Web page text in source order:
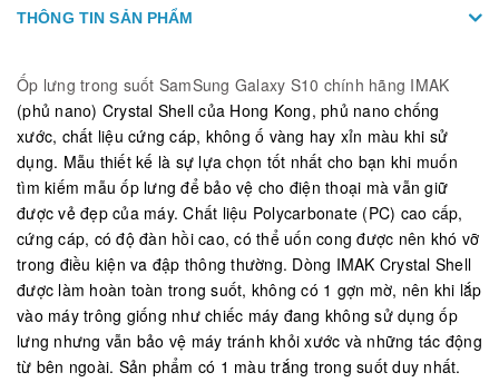
THÔNG TIN SẢN PHẨM
Ốp lưng trong suốt SamSung Galaxy S10 chính hãng IMAK
(phủ nano) Crystal Shell của Hong Kong, phủ nano chống
xước, chất liệu cứng cáp, không ố vàng hay xỉn màu khi sử
dụng. Mẫu thiết kế là sự lựa chọn tốt nhất cho bạn khi muốn
tìm kiếm mẫu ốp lưng để bảo vệ cho điện thoại mà vẫn giữ
được vẻ đẹp của máy. Chất liệu Polycarbonate (PC) cao cấp,
cứng cáp, có độ đàn hồi cao, có thể uốn cong được nên khó vỡ
trong điều kiện va đập thông thường. Dòng IMAK Crystal Shell
được làm hoàn toàn trong suốt, không có 1 gợn mờ, nên khi lắp
vào máy trông giống như chiếc máy đang không sử dụng ốp
lưng nhưng vẫn bảo vệ máy tránh khỏi xước và những tác động
từ bên ngoài. Sản phẩm có 1 màu trắng trong suốt duy nhất.